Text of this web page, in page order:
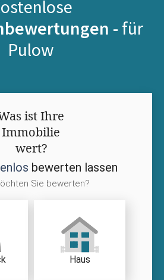
- für
Pulow
ist Ihre
Immobilie
wert?
bewerten lassen
Sie bewerten?
Haus